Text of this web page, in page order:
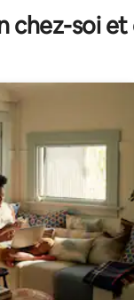
chez-soi